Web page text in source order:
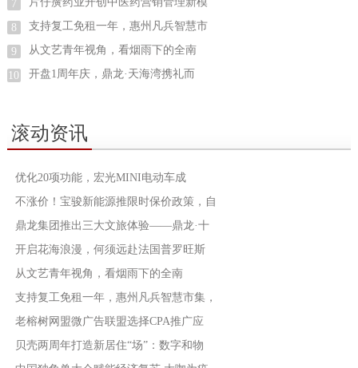
7
8 支持复工免租一年，惠州凡兵智慧市
9 从文艺青年视角，看烟雨下的全南
10 开盘1周年庆，鼎龙·天海湾携礼而
滚动资讯
优化20项功能，宏光MINI电动车成
不涨价！宝骏新能源推限时保价政策，自
鼎龙集团推出三大文旅体验——鼎龙·十
开启花海浪漫，何须远赴法国普罗旺斯
从文艺青年视角，看烟雨下的全南
支持复工免租一年，惠州凡兵智慧市集，
老榕树网盟微广告联盟选择CPA推广应
贝壳两周年打造新居住“场”：数字和物